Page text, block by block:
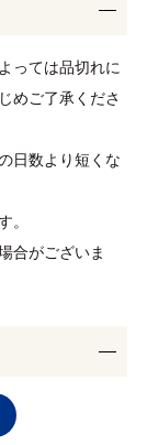
っては品切れに
めご了承くださ
日数より短くな
。
合がございま